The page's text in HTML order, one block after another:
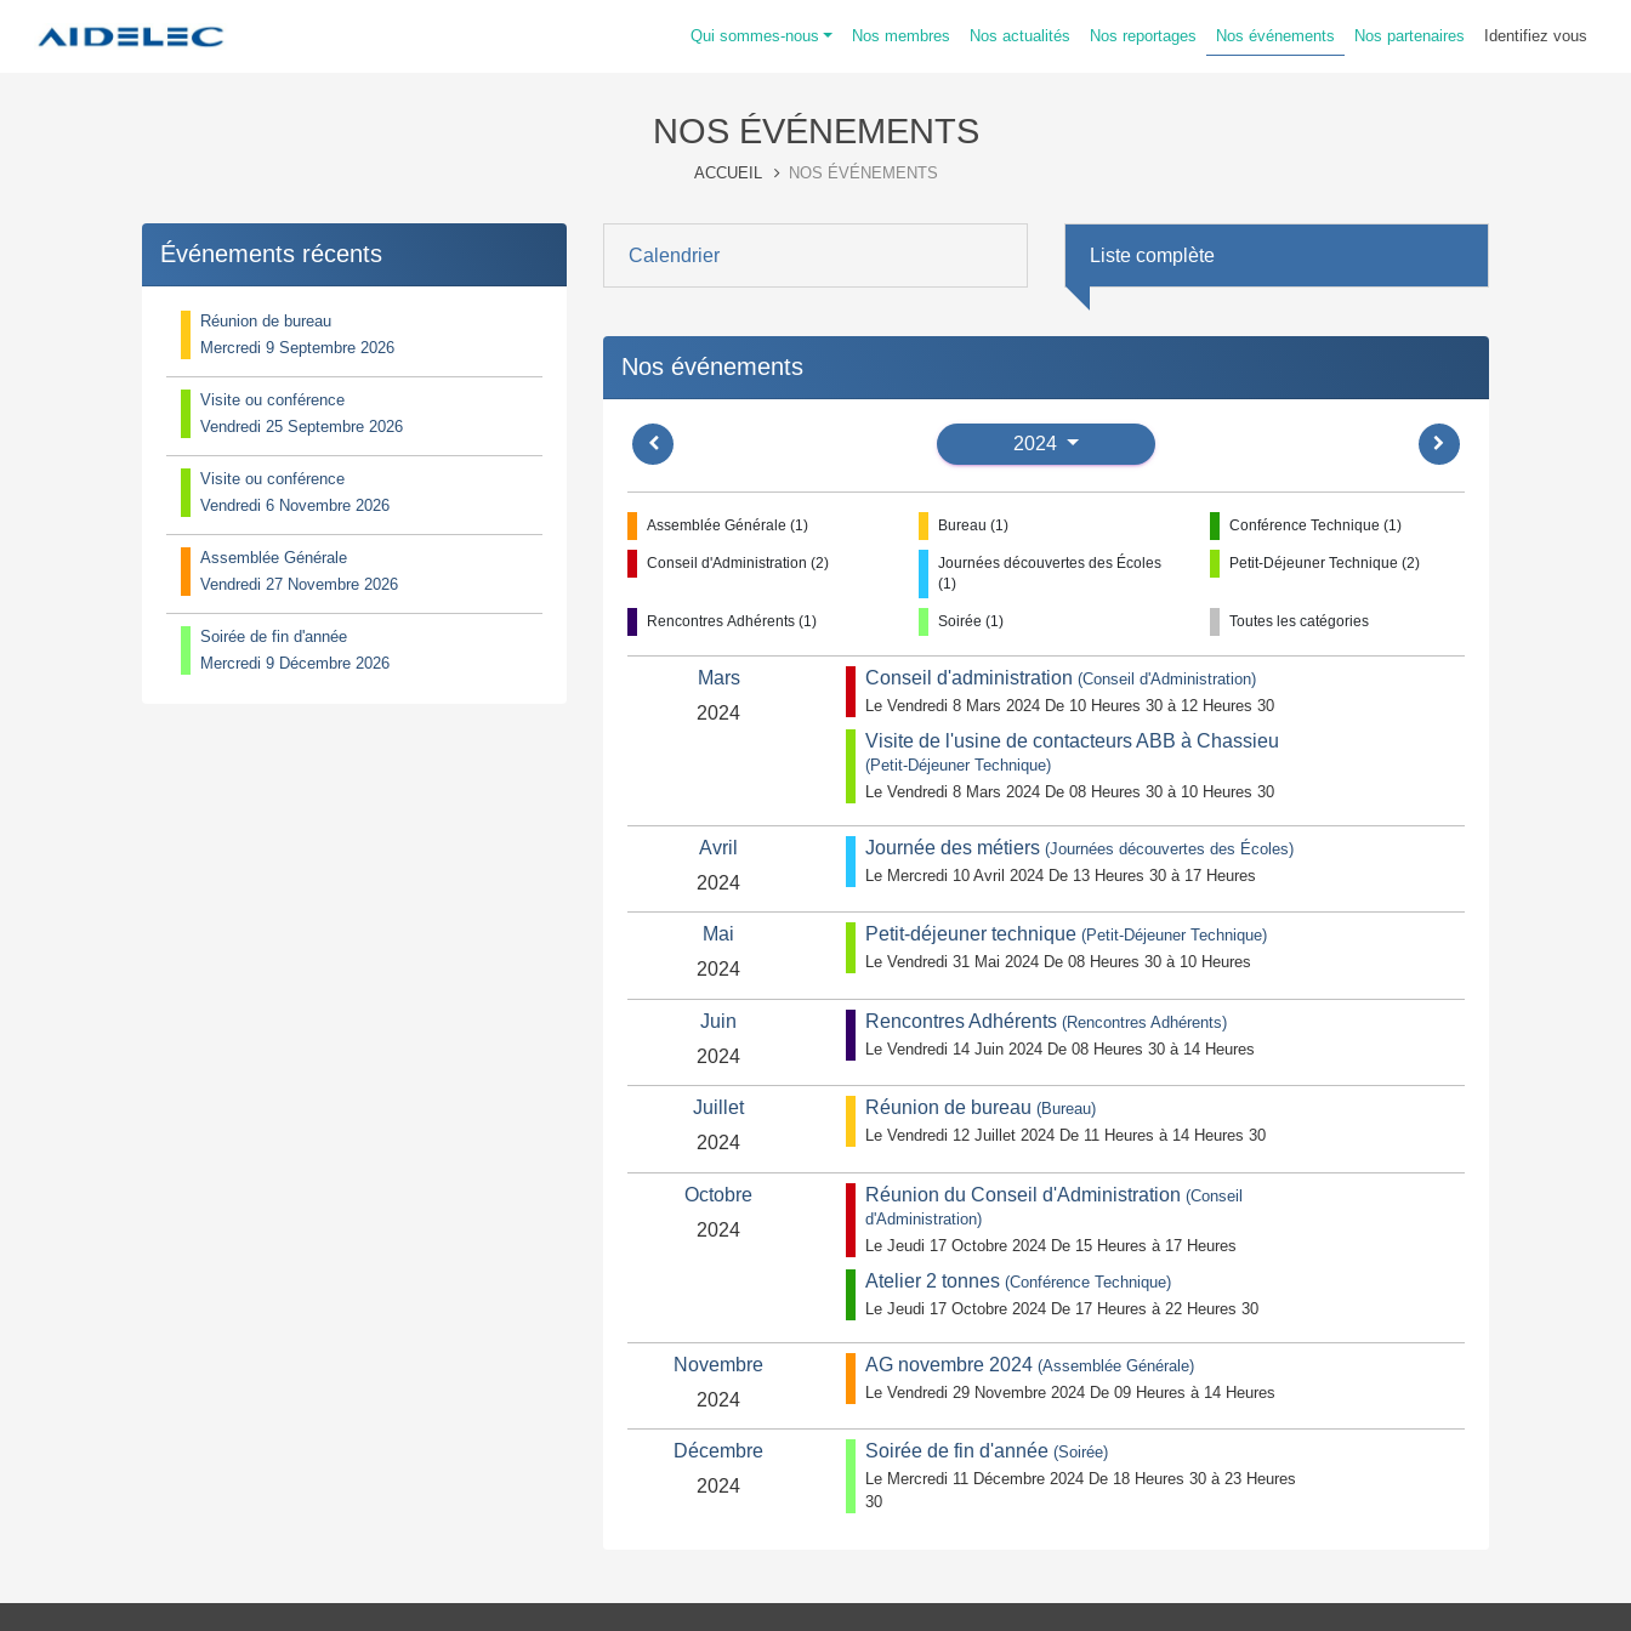
Qui sommes-nous Nos membres Nos actualités Nos reportages Nos événements Nos partenaires Identifiez vous
NOS ÉVÉNEMENTS
ACCUEIL NOS ÉVÉNEMENTS
Événements récents
Réunion de bureau
Mercredi 9 Septembre 2026
Visite ou conférence
Vendredi 25 Septembre 2026
Visite ou conférence
Vendredi 6 Novembre 2026
Assemblée Générale
Vendredi 27 Novembre 2026
Soirée de fin d'année
Mercredi 9 Décembre 2026
Calendrier Liste complète
Nos événements
2024
Assemblée Générale (1) Bureau (1) Conférence Technique (1)
Conseil d'Administration (2)
Journées découvertes des Écoles
(1)
Petit-Déjeuner Technique (2)
Rencontres Adhérents (1) Soirée (1) Toutes les catégories
Mars
2024
Conseil d'administration (Conseil d'Administration)
Le Vendredi 8 Mars 2024 De 10 Heures 30 à 12 Heures 30
Visite de l'usine de contacteurs ABB à Chassieu
(Petit-Déjeuner Technique)
Le Vendredi 8 Mars 2024 De 08 Heures 30 à 10 Heures 30
Avril
2024
Journée des métiers (Journées découvertes des Écoles)
Le Mercredi 10 Avril 2024 De 13 Heures 30 à 17 Heures
Mai
2024
Petit-déjeuner technique (Petit-Déjeuner Technique)
Le Vendredi 31 Mai 2024 De 08 Heures 30 à 10 Heures
Juin
2024
Rencontres Adhérents (Rencontres Adhérents)
Le Vendredi 14 Juin 2024 De 08 Heures 30 à 14 Heures
Juillet
2024
Réunion de bureau (Bureau)
Le Vendredi 12 Juillet 2024 De 11 Heures à 14 Heures 30
Octobre
2024
Réunion du Conseil d'Administration (Conseil
d'Administration)
Le Jeudi 17 Octobre 2024 De 15 Heures à 17 Heures
Atelier 2 tonnes (Conférence Technique)
Le Jeudi 17 Octobre 2024 De 17 Heures à 22 Heures 30
Novembre
2024
AG novembre 2024 (Assemblée Générale)
Le Vendredi 29 Novembre 2024 De 09 Heures à 14 Heures
Décembre
2024
Soirée de fin d'année (Soirée)
Le Mercredi 11 Décembre 2024 De 18 Heures 30 à 23 Heures
30